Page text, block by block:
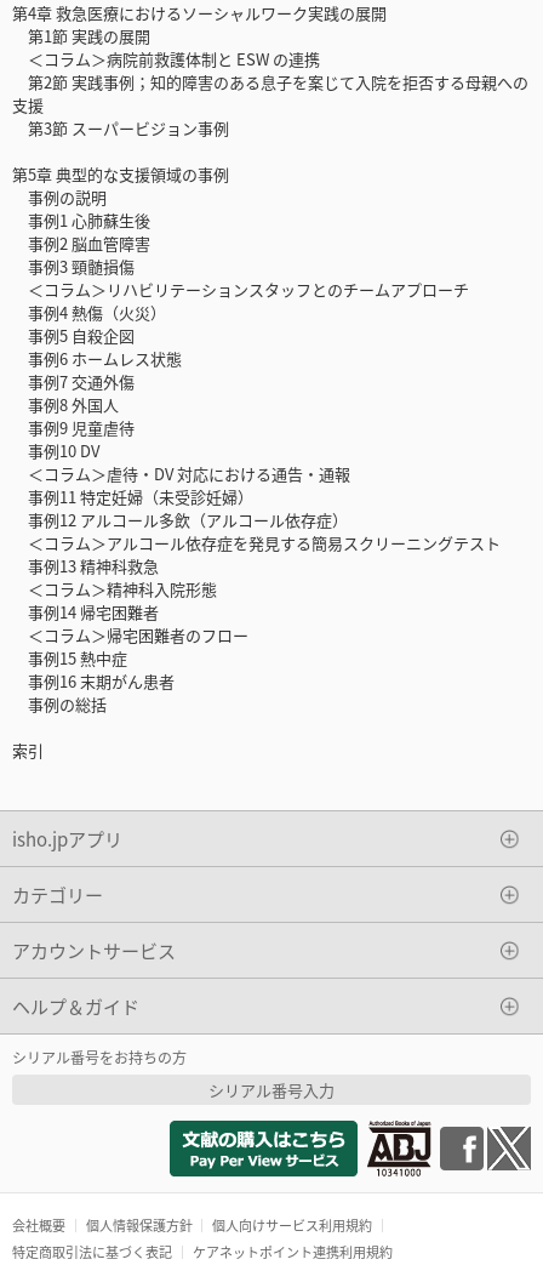
第4章 救急医療におけるソーシャルワーク実践の展開
第1節 実践の展開
＜コラム＞病院前救護体制と ESW の連携
第2節 実践事例；知的障害のある息子を案じて入院を拒否する母親への
支援
第3節 スーパービジョン事例
第5章 典型的な支援領域の事例
事例の説明
事例1 心肺蘇生後
事例2 脳血管障害
事例3 頸髄損傷
＜コラム＞リハビリテーションスタッフとのチームアプローチ
事例4 熱傷（火災）
事例5 自殺企図
事例6 ホームレス状態
事例7 交通外傷
事例8 外国人
事例9 児童虐待
事例10 DV
＜コラム＞虐待・DV 対応における通告・通報
事例11 特定妊婦（未受診妊婦）
事例12 アルコール多飲（アルコール依存症）
＜コラム＞アルコール依存症を発見する簡易スクリーニングテスト
事例13 精神科救急
＜コラム＞精神科入院形態
事例14 帰宅困難者
＜コラム＞帰宅困難者のフロー
事例15 熱中症
事例16 末期がん患者
事例の総括
索引
isho.jpアプリ
カテゴリー
アカウントサービス
ヘルプ＆ガイド
シリアル番号をお持ちの方
シリアル番号入力
会社概要 個人情報保護方針
個人向けサービス利用規約
特定商取引法に基づく表記
ケアネットポイント連携利用規約